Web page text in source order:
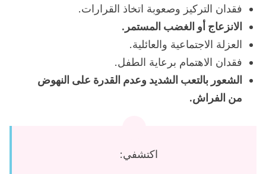
فقدان التركيز وصعوبة اتخاذ القرارات.
الانزعاج أو الغضب المستمر.
العزلة الاجتماعية والعائلية.
فقدان الاهتمام برعاية الطفل.
الشعور بالتعب الشديد وعدم القدرة على النهوض
من الفراش.
اكتشفي: